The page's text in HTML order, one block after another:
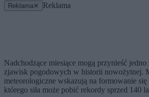
Reklama ✕ Reklama
Nadchodzące miesiące mogą przynieść
zjawisk pogodowych w historii nowożytnej.
meteorologiczne wskazują na formowanie
którego siła może pobić rekordy sprzed 140